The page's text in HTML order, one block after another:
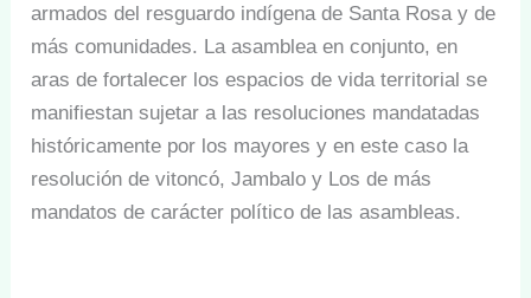
armados del resguardo indígena de Santa Rosa y de
más comunidades. La asamblea en conjunto, en
aras de fortalecer los espacios de vida territorial se
manifiestan sujetar a las resoluciones mandatadas
históricamente por los mayores y en este caso la
resolución de vitoncó, Jambalo y Los de más
mandatos de carácter político de las asambleas.